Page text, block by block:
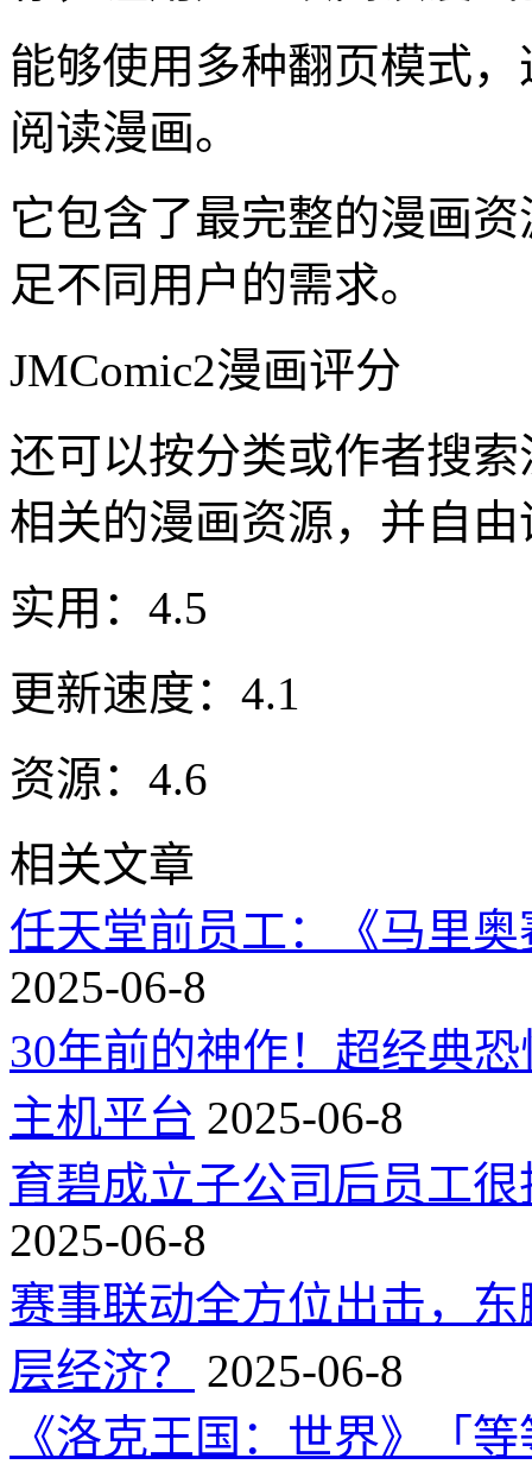
能够使用多种翻页模式
阅读漫画。
它包含了最完整的漫画
足不同用户的需求。
JMComic2漫画评分
还可以按分类或作者搜
相关的漫画资源，并自
实用：4.5
更新速度：4.1
资源：4.6
相关文章
任天堂前员工：《马里
2025-06-8
30年前的神作！超经典
主机平台 2025-06-8
育碧成立子公司后员工
2025-06-8
赛事联动全方位出击，
层经济？
2025-06-8
《洛克王国：世界》「